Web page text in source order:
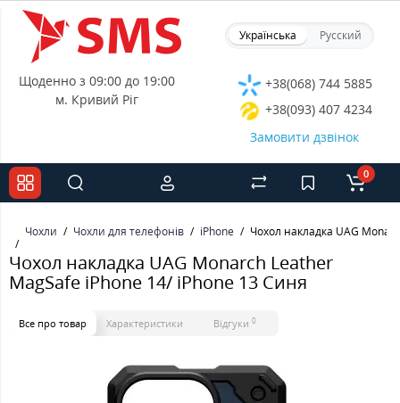
Українська Русский
Щоденно з 09:00 до 19:00
м. Кривий Ріг
+38(068) 744 5885
+38(093) 407 4234
Замовити дзвінок
0
Чохли Чохли для телефонів iPhone Чохол накладка UAG
Чохол накладка UAG Monarch Leather
MagSafe iPhone 14/ iPhone 13 Синя
Все про товар Характеристики Відгуки 0